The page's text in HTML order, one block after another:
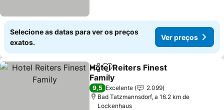
Selecione as datas para ver os preços
exatos.
Ver preços
PartilharAdicionar aos favoritos
Hotel Reiters Finest
Family
Ver preços
9,5 Excelente
2.099
Bad Tatzmannsdorf, a 16.2 km de
Lockenhaus